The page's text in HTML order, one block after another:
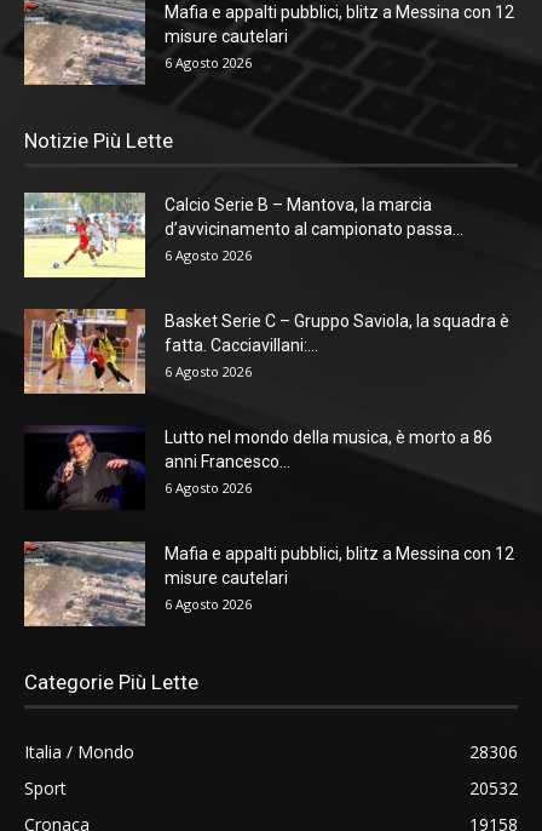
Mafia e appalti pubblici, blitz a Messina con 12
misure cautelari
6 Agosto 2026
Notizie Più Lette
Calcio Serie B – Mantova, la marcia
d’avvicinamento al campionato passa...
6 Agosto 2026
Basket Serie C – Gruppo Saviola, la squadra è
fatta. Cacciavillani:...
6 Agosto 2026
Lutto nel mondo della musica, è morto a 86
anni Francesco...
6 Agosto 2026
Mafia e appalti pubblici, blitz a Messina con 12
misure cautelari
6 Agosto 2026
Categorie Più Lette
Italia / Mondo
28306
Sport
20532
Cronaca
19158